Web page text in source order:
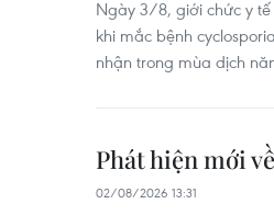
Ngày 3/8, giới chức y
khi mắc bệnh
nhận trong mùa dịch
Phát hiện mới
02/08/2026 13:31